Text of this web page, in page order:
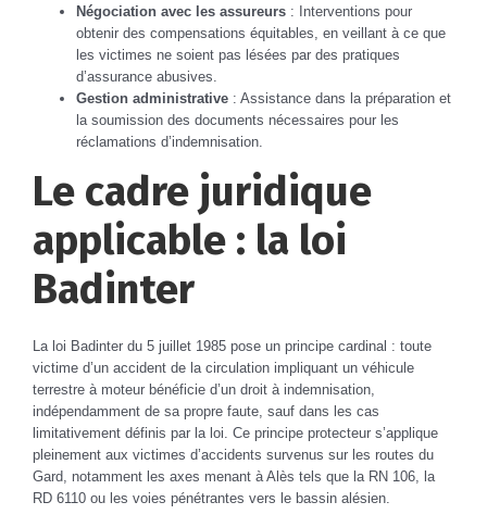
Négociation avec les assureurs : Interventions pour
obtenir des compensations équitables, en veillant à ce que
les victimes ne soient pas lésées par des pratiques
d’assurance abusives.
Gestion administrative : Assistance dans la préparation et
la soumission des documents nécessaires pour les
réclamations d’indemnisation.
Le cadre juridique
applicable : la loi
Badinter
La loi Badinter du 5 juillet 1985 pose un principe cardinal : toute
victime d’un accident de la circulation impliquant un véhicule
terrestre à moteur bénéficie d’un droit à indemnisation,
indépendamment de sa propre faute, sauf dans les cas
limitativement définis par la loi. Ce principe protecteur s’applique
pleinement aux victimes d’accidents survenus sur les routes du
Gard, notamment les axes menant à Alès tels que la RN 106, la
RD 6110 ou les voies pénétrantes vers le bassin alésien.